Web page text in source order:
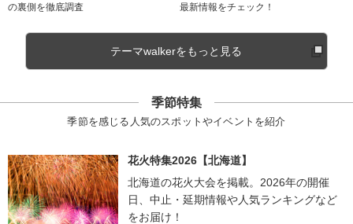
の裏側を徹底調査
最新情報をチェック！
テーマwalkerをもっと見る
季節特集
季節を感じる人気のスポットやイベントを紹介
花火特集2026【北海道】
北海道の花火大会を掲載。2026年の開催
日、中止・延期情報や人気ランキングなど
をお届け！